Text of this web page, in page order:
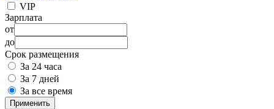
VIP
Зарплата
от
до
Срок размещения
За 24 часа
За 7 дней
За все время
Применить